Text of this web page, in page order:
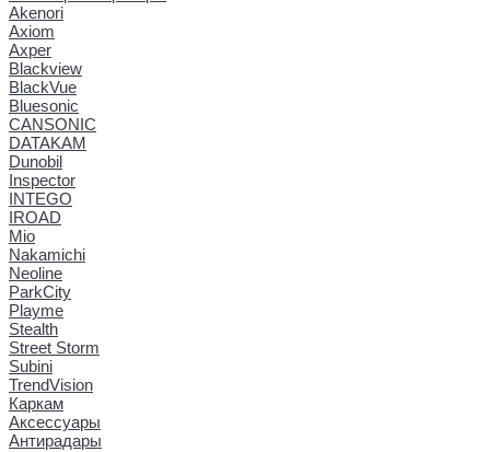
Akenori
Axiom
Axper
Blackview
BlackVue
Bluesonic
CANSONIC
DATAKAM
Dunobil
Inspector
INTEGO
IROAD
Mio
Nakamichi
Neoline
ParkCity
Playme
Stealth
Street Storm
Subini
TrendVision
Каркам
Аксессуары
Антирадары